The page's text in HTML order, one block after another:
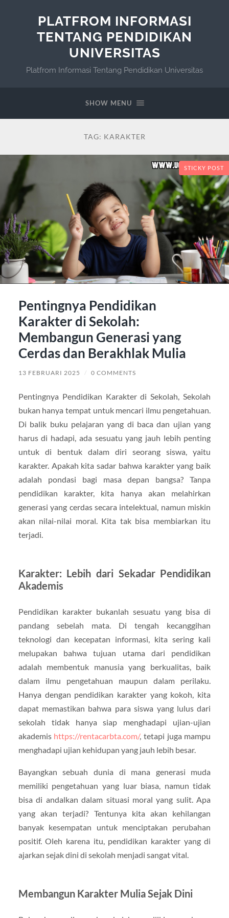
PLATFROM INFORMASI
TENTANG PENDIDIKAN
UNIVERSITAS
Platfrom Informasi Tentang Pendidikan Universitas
SHOW MENU
TAG: KARAKTER
STICKY POST
Pentingnya Pendidikan
Karakter di Sekolah:
Membangun Generasi yang
Cerdas dan Berakhlak Mulia
13 FEBRUARI 2025 / 0 COMMENTS
Pentingnya Pendidikan Karakter di Sekolah, Sekolah
bukan hanya tempat untuk mencari ilmu pengetahuan.
Di balik buku pelajaran yang di baca dan ujian yang
harus di hadapi, ada sesuatu yang jauh lebih penting
untuk di bentuk dalam diri seorang siswa, yaitu
karakter. Apakah kita sadar bahwa karakter yang baik
adalah pondasi bagi masa depan bangsa? Tanpa
pendidikan karakter, kita hanya akan melahirkan
generasi yang cerdas secara intelektual, namun miskin
akan nilai-nilai moral. Kita tak bisa membiarkan itu
terjadi.
Karakter: Lebih dari Sekadar Pendidikan
Akademis
Pendidikan karakter bukanlah sesuatu yang bisa di
pandang sebelah mata. Di tengah kecanggihan
teknologi dan kecepatan informasi, kita sering kali
melupakan bahwa tujuan utama dari pendidikan
adalah membentuk manusia yang berkualitas, baik
dalam ilmu pengetahuan maupun dalam perilaku.
Hanya dengan pendidikan karakter yang kokoh, kita
dapat memastikan bahwa para siswa yang lulus dari
sekolah tidak hanya siap menghadapi ujian-ujian
akademis https://rentacarbta.com/, tetapi juga mampu
menghadapi ujian kehidupan yang jauh lebih besar.
Bayangkan sebuah dunia di mana generasi muda
memiliki pengetahuan yang luar biasa, namun tidak
bisa di andalkan dalam situasi moral yang sulit. Apa
yang akan terjadi? Tentunya kita akan kehilangan
banyak kesempatan untuk menciptakan perubahan
positif. Oleh karena itu, pendidikan karakter yang di
ajarkan sejak dini di sekolah menjadi sangat vital.
Membangun Karakter Mulia Sejak Dini